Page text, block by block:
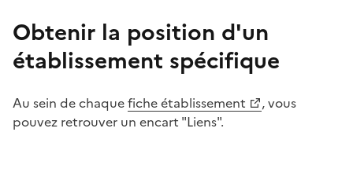
Obtenir la position d'un
établissement spécifique
Au sein de chaquefiche établissement
, vous
pouvez retrouver un encart "Liens".